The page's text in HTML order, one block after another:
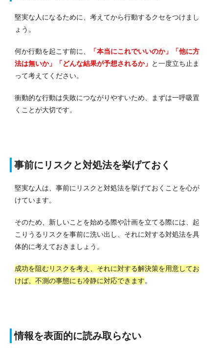
堅実な人になるために、考えてから行動するクセをつけまし
ょう。
何か行動を起こす前に、
「本当にこれでいいのか」「他に方
法は無いか」「どんな結果が予想されるか」 と一度立ち止ま
って考えてください。
衝動的な行動は失敗につながりやすいため、まずは一呼吸置
くことが大切です。
事前にリスクと対処法を挙げておく
堅実な人は、事前にリスクと対処法を挙げておくことを心が
けています。
そのため、新しいことを始める際や計画を立てる際には、起
こりうるリスクを事前に洗い出し、それに対する対処法を具
体的に考えておきましょう。
成功を阻むリスクを考え、それに対する解決策を用意してお
けば、不測の事態にも冷静に対応できます。
情報を表面的に読み取らない